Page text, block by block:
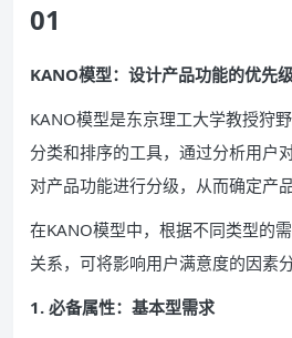
01
KANO模型：设计产品功能的优先
KANO模型是东京理工大学教授狩
分类和排序的工具，通过分析用户
对产品功能进行分级，从而确定产
在KANO模型中，根据不同类型的
关系，可将影响用户满意度的因素
1. 必备属性：基本型需求